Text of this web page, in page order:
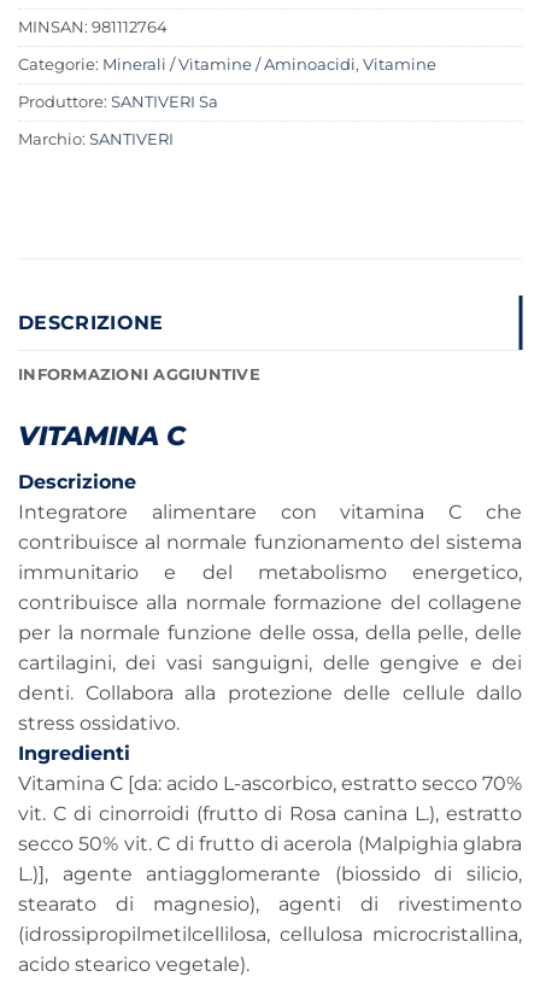
MINSAN: 981112764
Categorie: Minerali / Vitamine / Aminoacidi, Vitamine
Produttore: SANTIVERI Sa
Marchio: SANTIVERI
DESCRIZIONE
INFORMAZIONI AGGIUNTIVE
VITAMINA C
Descrizione
Integratore alimentare con vitamina C che
contribuisce al normale funzionamento del sistema
immunitario e del metabolismo energetico,
contribuisce alla normale formazione del collagene
per la normale funzione delle ossa, della pelle, delle
cartilagini, dei vasi sanguigni, delle gengive e dei
denti. Collabora alla protezione delle cellule dallo
stress ossidativo.
Ingredienti
Vitamina C [da: acido L-ascorbico, estratto secco 70%
vit. C di cinorroidi (frutto di Rosa canina L.), estratto
secco 50% vit. C di frutto di acerola (Malpighia glabra
L.)], agente antiagglomerante (biossido di silicio,
stearato di magnesio), agenti di rivestimento
(idrossipropilmetilcellilosa, cellulosa microcristallina,
acido stearico vegetale).